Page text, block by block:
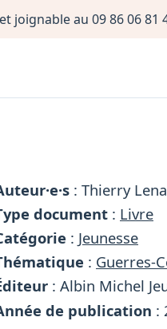
au 09 86 06 81
: Thierry
document : Livre
: Jeunesse
: Guerres-
: Albin Michel
de publication :